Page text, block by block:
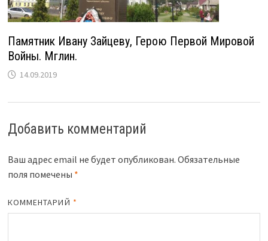
Памятник Ивану Зайцеву, Герою Первой Мировой
Войны. Мглин.
14.09.2019
Добавить комментарий
Ваш адрес email не будет опубликован. Обязательные
поля помечены *
КОММЕНТАРИЙ *